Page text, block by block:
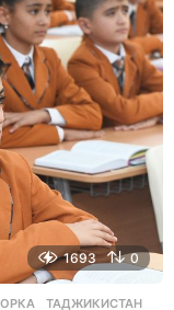
1693 0
,ТАДЖИКИСТАН